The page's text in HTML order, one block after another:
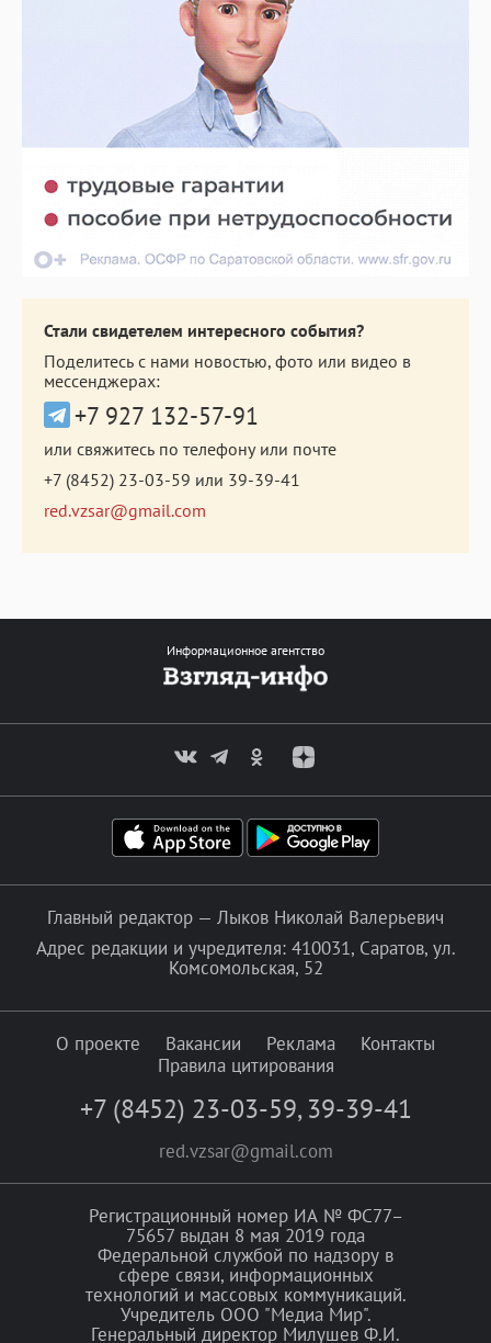
Стали свидетелем интересного события?
Поделитесь с нами новостью, фото или видео в
мессенджерах:
+7 927 132-57-91
или свяжитесь по телефону или почте
+7 (8452) 23-03-59 или 39-39-41
red.vzsar@gmail.com
Информационное агентство
Главный редактор — Лыков Николай Валерьевич
Адрес редакции и учредителя: 410031, Саратов, ул.
Комсомольская, 52
О проекте Вакансии Реклама
Контакты
Правила цитирования
+7 (8452) 23-03-59, 39-39-41
red.vzsar@gmail.com
Регистрационный номер ИА № ФС77–
75657 выдан 8 мая 2019 года
Федеральной службой по надзору в
сфере связи, информационных
технологий и массовых коммуникаций.
Учредитель ООО "Медиа Мир".
Генеральный директор Милушев Ф.И.